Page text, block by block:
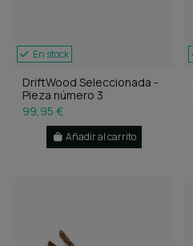
En stock
DriftWood Seleccionada -
Pieza número 3
99,95 €
Añadir al carrito